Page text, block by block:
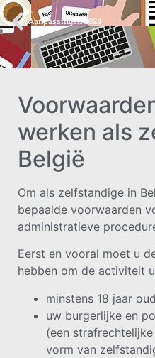
Aanpassingen 2024
werken als
België
Om als zelfstandige in
bepaalde voorwaarden
administratieve
Eerst en vooral moet u
hebben om de activiteit
minstens 18 jaar
uw burgerlijke en
(een
vorm van